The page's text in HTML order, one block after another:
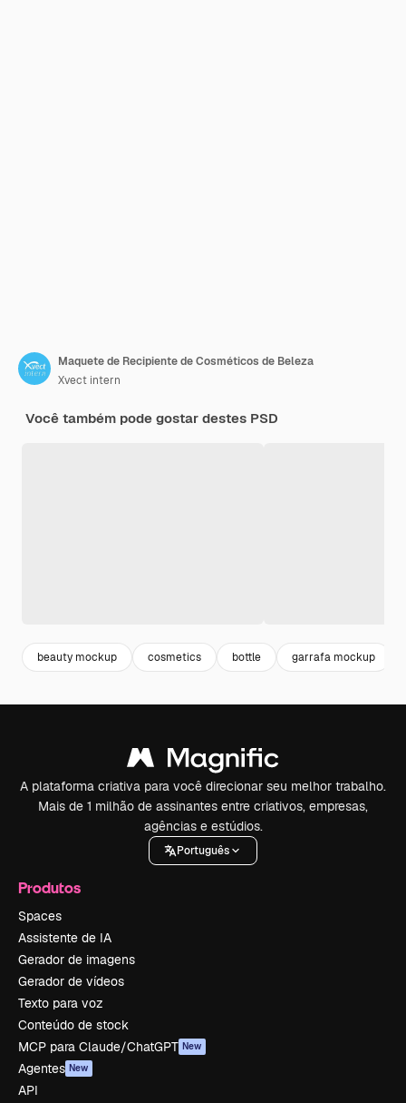
Maquete de Recipiente de Cosméticos de Beleza
Xvect intern
Você também pode gostar destes PSD
beauty mockup cosmetics bottle garrafa mockup
A plataforma criativa para você direcionar seu melhor trabalho.
Mais de 1 milhão de assinantes entre criativos, empresas,
agências e estúdios.
Português
Produtos
Spaces
Assistente de IA
Gerador de imagens
Gerador de vídeos
Texto para voz
Conteúdo de stock
MCP para Claude/ChatGPT New
Agentes New
API